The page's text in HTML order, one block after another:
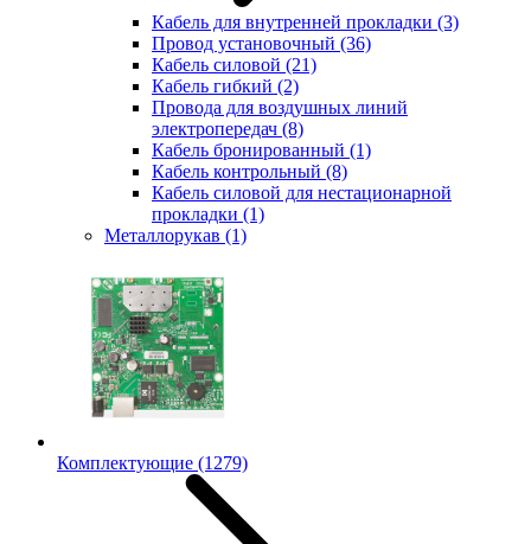
Кабель для внутренней прокладки (3)
Провод установочный (36)
Кабель силовой (21)
Кабель гибкий (2)
Провода для воздушных линий
электропередач (8)
Кабель бронированный (1)
Кабель контрольный (8)
Кабель силовой для нестационарной
прокладки (1)
Металлорукав (1)
Комплектующие (1279)